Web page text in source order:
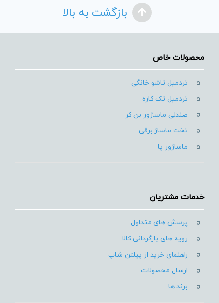
بازگشت به بالا
محصولات خاص
تردمیل تاشو خانگی
تردمیل تک کاره
صندلی ماساژور بن کر
تخت ماساژ برقی
ماساژور پا
خدمات مشتریان
پرسش های متداول
رویه های بازگردانی کالا
راهنمای خرید از پیلتن شاپ
ارسال محصولات
برند ها